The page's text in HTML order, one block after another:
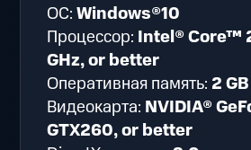
ОС:Windows®10
Процессор: Intel® Core™
GHz, or better
Оперативная память: 2
Видеокарта: NVIDIA®
GTX260, or better